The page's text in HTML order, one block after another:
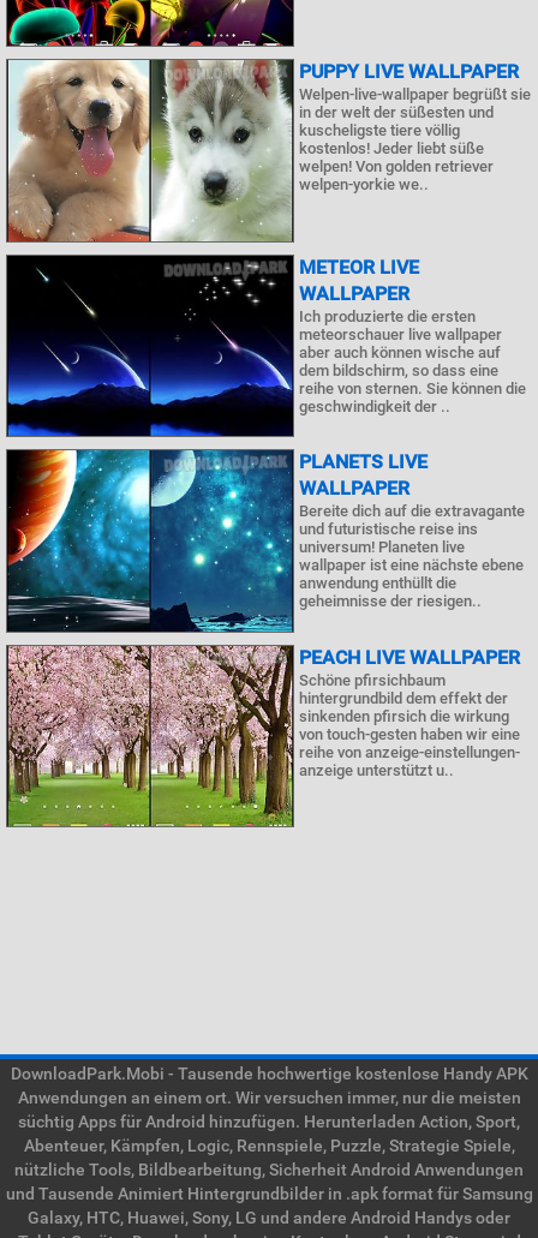
PUPPY LIVE WALLPAPER
Welpen-live-wallpaper begrüßt sie
in der welt der süßesten und
kuscheligste tiere völlig
kostenlos! Jeder liebt süße
welpen! Von golden retriever
welpen-yorkie we..
METEOR LIVE
WALLPAPER
Ich produzierte die ersten
meteorschauer live wallpaper
aber auch können wische auf
dem bildschirm, so dass eine
reihe von sternen. Sie können die
geschwindigkeit der ..
PLANETS LIVE
WALLPAPER
Bereite dich auf die extravagante
und futuristische reise ins
universum! Planeten live
wallpaper ist eine nächste ebene
anwendung enthüllt die
geheimnisse der riesigen..
PEACH LIVE WALLPAPER
Schöne pfirsichbaum
hintergrundbild dem effekt der
sinkenden pfirsich die wirkung
von touch-gesten haben wir eine
reihe von anzeige-einstellungen-
anzeige unterstützt u..
DownloadPark.Mobi - Tausende hochwertige kostenlose Handy APK
Anwendungen an einem ort. Wir versuchen immer, nur die meisten
süchtig Apps für Android hinzufügen. Herunterladen Action, Sport,
Abenteuer, Kämpfen, Logic, Rennspiele, Puzzle, Strategie Spiele,
nützliche Tools, Bildbearbeitung, Sicherheit Android Anwendungen
und Tausende Animiert Hintergrundbilder in .apk format für Samsung
Galaxy, HTC, Huawei, Sony, LG und andere Android Handys oder